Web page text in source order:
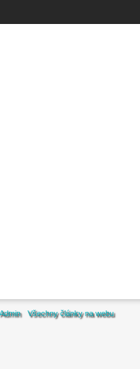
Admin Všechny články na webu